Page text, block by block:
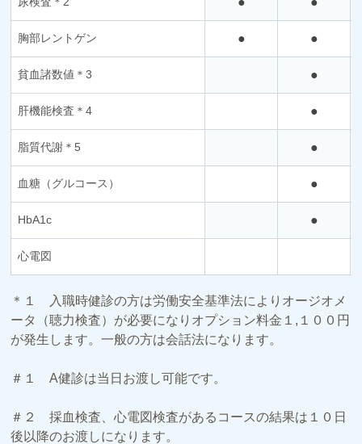
胸部レントゲン ● ●
貧血諸数値＊3 ●
肝機能検査＊4 ●
脂質代謝＊5 ●
血糖（グルコース） ●
HbA1c ●
心電図
＊１ 入職時健診の方は労働安全基準法によりオージオメ
ータ（聴力検査）が必要になりオプション料金１,１００円
が発生します。一般の方は会話法になります。
＃１ A健診は当日お渡し可能です。
＃２ 採血検査、心電図検査があるコースの結果は１０日
後以降のお渡しになります。